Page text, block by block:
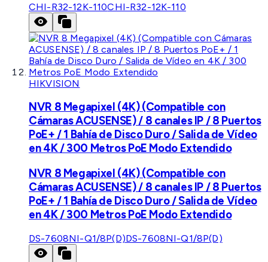
CHI-R32-12K-110CHI-R32-12K-110
HIKVISION
NVR 8 Megapixel (4K) (Compatible con
Cámaras ACUSENSE) / 8 canales IP / 8 Puertos
PoE+ / 1 Bahía de Disco Duro / Salida de Vídeo
en 4K / 300 Metros PoE Modo Extendido
NVR 8 Megapixel (4K) (Compatible con
Cámaras ACUSENSE) / 8 canales IP / 8 Puertos
PoE+ / 1 Bahía de Disco Duro / Salida de Vídeo
en 4K / 300 Metros PoE Modo Extendido
DS-7608NI-Q1/8P(D)DS-7608NI-Q1/8P(D)